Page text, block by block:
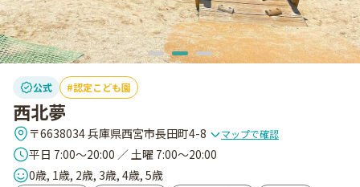
公式 認定こども園
西北夢
〒6638034 兵庫県西宮市長田町4-8 マップで確認
平日 7:00～20:00 ／ 土曜 7:00～20:00
0歳, 1歳, 2歳, 3歳, 4歳, 5歳